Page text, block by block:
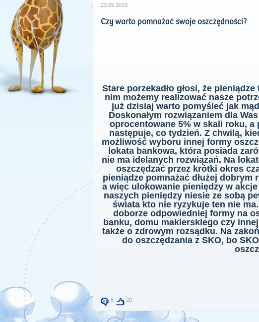
23.05.2013
Czy warto pomnażać swoje oszczędności?
Stare porzekadło głosi, że
nim możemy realizować nasze
już dzisiaj warto pomyśleć jak
Doskonałym rozwiązaniem dla
oprocentowane 5% w skali roku,
następuje, co tydzień. Z chwilą,
możliwość wyboru innej formy
lokata bankowa, która posiada
nie ma idelanych rozwiązań. Na
oszczędzać przez krótki okres
pieniądze pomnażać dłużej
a więc ulokowanie pieniędzy w
naszych pieniędzy niesie ze sobą
świata kto nie ryzykuje ten nie
doborze odpowiedniej formy na
banku, domu maklerskiego czy
także o zdrowym rozsądku. Na
do oszczędzania z SKO, bo
8 20